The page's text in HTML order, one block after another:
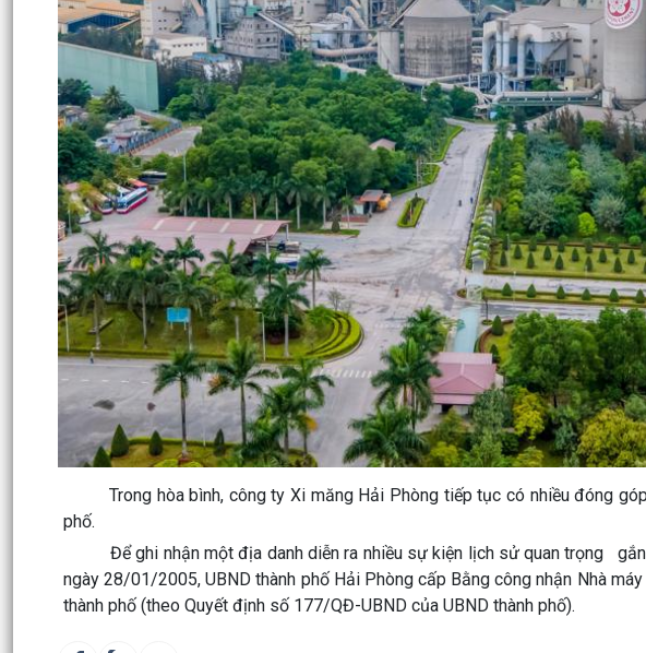
Trong hòa bình, công ty Xi măng Hải Phòng tiếp tục có nhiều đóng góp
phố.
Để ghi nhận một địa danh diễn ra nhiều sự kiện lịch sử quan trọng gắn
ngày 28/01/2005, UBND thành phố Hải Phòng cấp Bằng công nhận Nhà
thành phố (theo Quyết định số 177/QĐ-UBND của UBND thành phố).